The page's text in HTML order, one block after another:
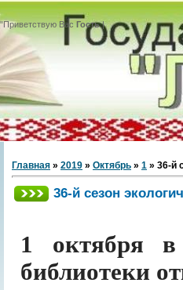
"Приветствую Вас Гость|
Главная » 2019 » Октябрь » 1 » 36-й
36-й сезон
1 октября в
библиотеки